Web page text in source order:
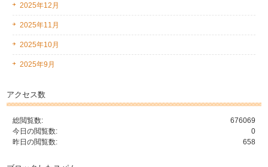
2025年12月
2025年11月
2025年10月
2025年9月
アクセス数
676069
総閲覧数:
0
今日の閲覧数:
658
昨日の閲覧数: